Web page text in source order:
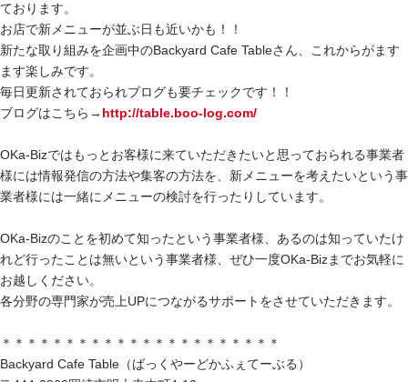
ております。
お店で新メニューが並ぶ日も近いかも！！
新たな取り組みを企画中のBackyard Cafe Tableさん、これからがます
ます楽しみです。
毎日更新されておられブログも要チェックです！！
ブログはこちら→ http://table.boo-log.com/
OKa-Bizではもっとお客様に来ていただきたいと思っておられる事業者
様には情報発信の方法や集客の方法を、新メニューを考えたいという事
業者様には一緒にメニューの検討を行ったりしています。
OKa-Bizのことを初めて知ったという事業者様、あるのは知っていたけ
れど行ったことは無いという事業者様、ぜひ一度OKa-Bizまでお気軽に
お越しください。
各分野の専門家が売上UPにつながるサポートをさせていただきます。
＊＊＊＊＊＊＊＊＊＊＊＊＊＊＊＊＊＊＊＊＊＊
Backyard Cafe Table（ばっくやーどかふぇてーぶる）